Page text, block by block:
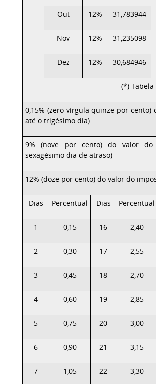
Out 12% 31,783944
Nov 12% 31,235098
Dez 12% 30,684946
(*)
0,15% (zero vírgula quinze por
até o trigésimo dia)
9% (nove por cento) do valor
sexagésimo dia de atraso)
12% (doze por cento) do valor do
Dias Percentual Dias Percentual
1 0,15 16 2,40
2 0,30 17 2,55
3 0,45 18 2,70
4 0,60 19 2,85
5 0,75 20 3,00
6 0,90 21 3,15
7 1,05 22 3,30